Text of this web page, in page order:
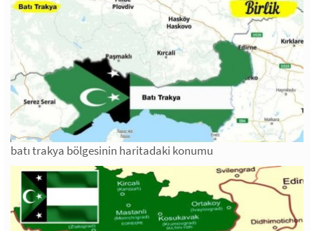
batı trakya bölgesinin haritadaki konumu